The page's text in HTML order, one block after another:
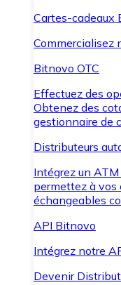
Cartes-cadeaux
Commercialisez
Bitnovo OTC
Effectuez des
Obtenez des
gestionnaire de
Distributeurs
Intégrez un
permettez à vos
échangeables
API Bitnovo
Intégrez notre
Devenir